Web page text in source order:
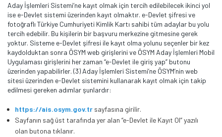
Aday İşlemleri Sistemi’ne kayıt olmak için tercih edilebilecek ikinci yol
ise e-Devlet sistemi üzerinden kayıt olmaktır. e-Devlet şifresi ve
fotoğraflı Türkiye Cumhuriyeti Kimlik Kartı sahibi tüm adaylar bu yolu
tercih edebilir. Bu kişilerin bir başvuru merkezine gitmesine gerek
yoktur. Sisteme e-Devlet şifresi ile kayıt olma yolunu seçenler bir kez
kaydolduktan sonra ÖSYM web girişlerini ve ÖSYM Aday İşlemleri Mobil
Uygulaması girişlerini her zaman “e-Devlet ile giriş yap” butonu
üzerinden yapabilirler. (3) Aday İşlemleri Sistemi’ne ÖSYM’nin web
sitesi üzerinden e-Devlet sistemini kullanarak kayıt olmak için takip
edilmesi gereken adımlar şunlardır:
https://ais.osym.gov.tr sayfasına girilir.
Sayfanın sağ üst tarafında yer alan “e-Devlet ile Kayıt Ol” yazılı
olan butona tıklanır.